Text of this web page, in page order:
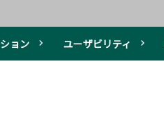
ョン ユーザビリティ